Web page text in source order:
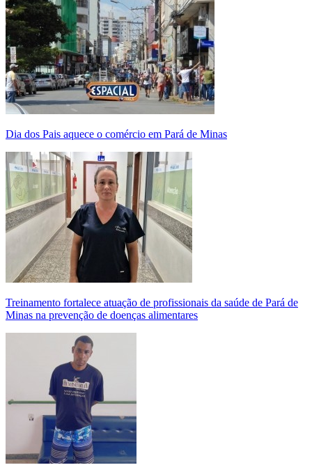
Dia dos Pais aquece o comércio em Pará de Minas
Treinamento fortalece atuação de profissionais da saúde de Pará de
Minas na prevenção de doenças alimentares